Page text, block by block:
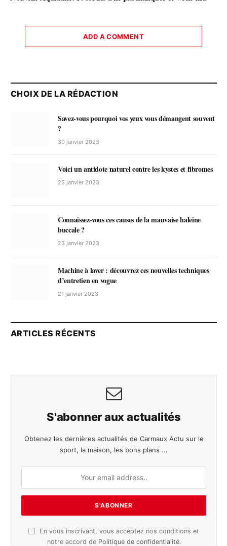
ADD A COMMENT
CHOIX DE LA RÉDACTION
Savez-vous pourquoi vos yeux vous démangent souvent
?
30 janvier 2023
Voici un antidote naturel contre les kystes et fibromes
25 janvier 2023
Connaissez-vous ces causes de la mauvaise haleine
buccale ?
23 janvier 2023
Machine à laver : découvrez ces nouvelles techniques
d’entretien en vogue
21 janvier 2023
ARTICLES RÉCENTS
S'abonner aux actualités
Obtenez les dernières actualités de Carmaux Actu sur le
sport, la maison, les bons plans ...
En vous inscrivant, vous acceptez nos conditions et
notre accord de Politique de confidentialité.